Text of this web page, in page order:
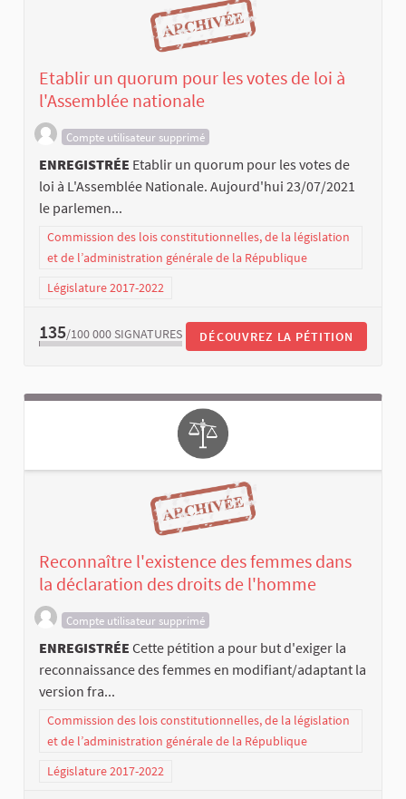
Etablir un quorum pour les votes de loi à
l'Assemblée nationale
Compte utilisateur supprimé
ENREGISTRÉE Etablir un quorum pour les votes de
loi à L'Assemblée Nationale. Aujourd'hui 23/07/2021
le parlemen...
Commission des lois constitutionnelles, de la législation
et de l’administration générale de la République
Législature 2017-2022
135/100 000 SIGNATURES DÉCOUVREZ LA PÉTITION
Reconnaître l'existence des femmes dans
la déclaration des droits de l'homme
Compte utilisateur supprimé
ENREGISTRÉE Cette pétition a pour but d'exiger la
reconnaissance des femmes en modifiant/adaptant la
version fra...
Commission des lois constitutionnelles, de la législation
et de l’administration générale de la République
Législature 2017-2022